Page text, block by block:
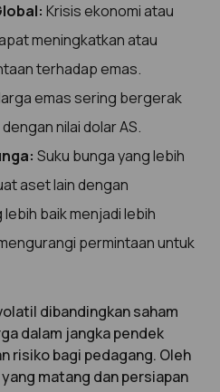
Krisis ekonomi atau
meningkatkan atau
terhadap emas.
emas sering bergerak
nilai dolar AS.
Suku bunga yang lebih
aset lain dengan
baik menjadi lebih
permintaan untuk
dibandingkan saham
dalam jangka pendek
risiko bagi pedagang. Oleh
matang dan persiapan